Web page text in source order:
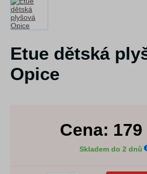
Etue dětská
Opice
Cena: 179
Skladem do 2 dnů